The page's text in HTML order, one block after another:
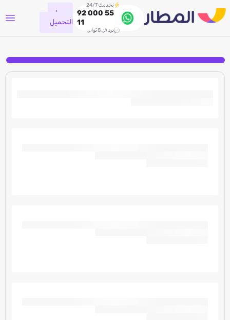
نخدمك 24/7
92 000 55
11
نرد في 8 ثواني
جاري
التحميل